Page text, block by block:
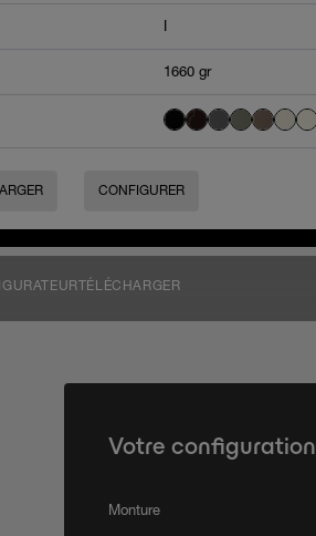
1660 gr
CONFIGURER
TÉLÉCHARGER
Votre configuration
Monture